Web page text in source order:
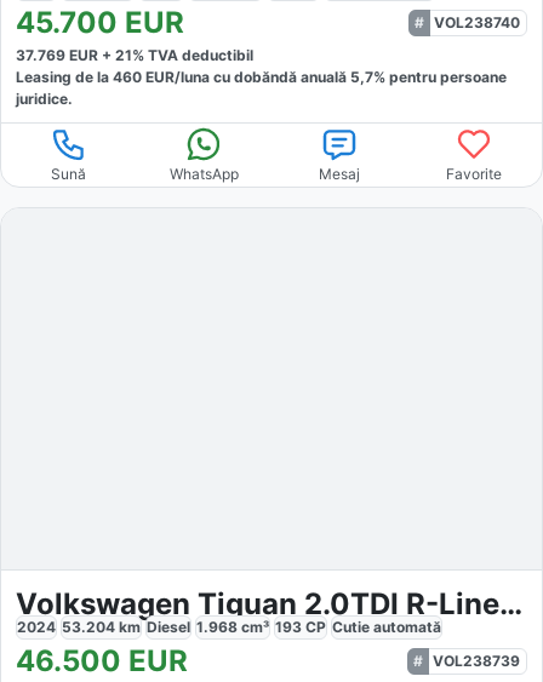
45.700 EUR
VOL238740
37.769 EUR + 21% TVA deductibil
Leasing de la 460 EUR/luna cu dobăndă anuală 5,7% pentru persoane
juridice.
Sună WhatsApp Mesaj Favorite
Volkswagen Tiguan 2.0TDI R-Line 4M DSG
2024 53.204 km Diesel 1.968 cm³ 193 CP Cutie automată
46.500 EUR
VOL238739